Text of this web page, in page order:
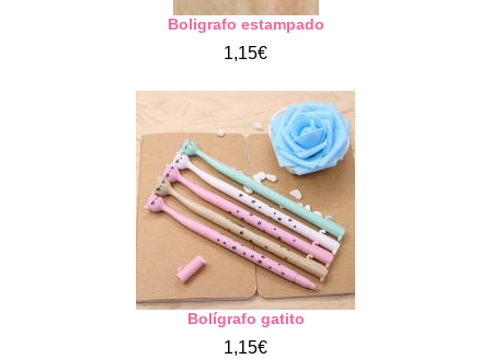
Boligrafo estampado
1,15€
Bolígrafo gatito
1,15€